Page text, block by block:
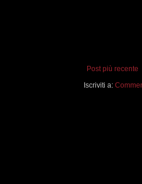
Post più recente
Iscriviti a: